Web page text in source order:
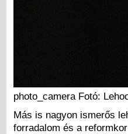
photo_camera Fotó:
Más is nagyon ismerős
forradalom és a